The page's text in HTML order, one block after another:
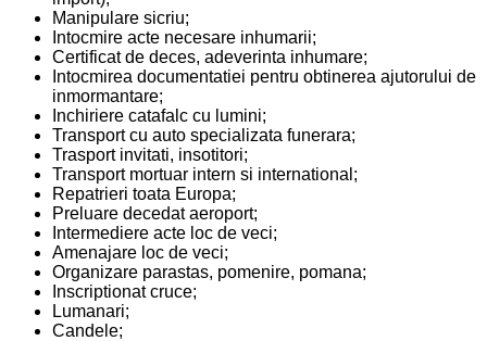
Manipulare sicriu;
Intocmire acte necesare inhumarii;
Certificat de deces, adeverinta inhumare;
Intocmirea documentatiei pentru obtinerea ajutorului de
inmormantare;
Inchiriere catafalc cu lumini;
Transport cu auto specializata funerara;
Trasport invitati, insotitori;
Transport mortuar intern si international;
Repatrieri toata Europa;
Preluare decedat aeroport;
Intermediere acte loc de veci;
Amenajare loc de veci;
Organizare parastas, pomenire, pomana;
Inscriptionat cruce;
Lumanari;
Candele;